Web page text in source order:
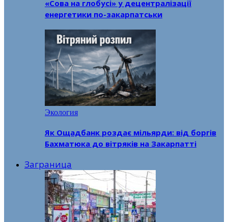
«Сова на глобусі» у децентралізації
енергетики по-закарпатськи
Экология
Як Ощадбанк роздає мільярди: від боргів
Бахматюка до вітряків на Закарпатті
Заграница